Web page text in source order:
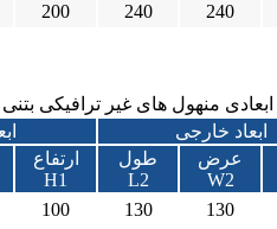
200 240 240
منهول های غیر ترافیکی بتنی
ابعاد خارجی
ارتفاع
H1
طول
L2
عرض
W2
100 130 130